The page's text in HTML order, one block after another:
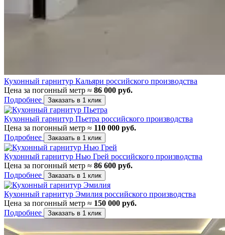
Кухонный гарнитур Кальяри российского производства
Цена за погонный метр ≈ 86 000 руб.
Подробнее
Заказать в 1 клик
Кухонный гарнитур Пьетра российского производства
Цена за погонный метр ≈ 110 000 руб.
Подробнее
Заказать в 1 клик
Кухонный гарнитур Нью Грей российского производства
Цена за погонный метр ≈ 86 600 руб.
Подробнее
Заказать в 1 клик
Кухонный гарнитур Эмилия российского производства
Цена за погонный метр ≈ 150 000 руб.
Подробнее
Заказать в 1 клик